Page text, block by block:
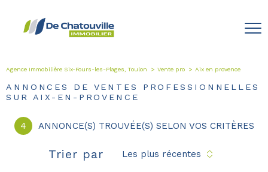
Agence Immobilière Six-Fours-les-Plages, Toulon Vente pro Aix en provence
ANNONCES DE VENTES PROFESSIONNELLES
SUR AIX-EN-PROVENCE
4 ANNONCE(S) TROUVÉE(S) SELON VOS CRITÈRES
Trier par Les plus récentes